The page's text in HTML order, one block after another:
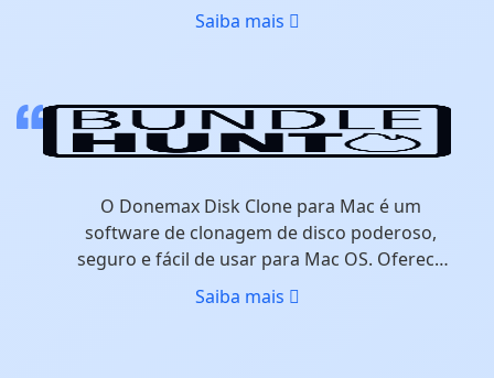
software poderoso para Windows e Mac
Saiba mais
O Donemax Disk Clone para Mac é um
software de clonagem de disco poderoso,
seguro e fácil de usar para Mac OS. Oferece
métodos fiáveis para o ajudar a copiar o
Saiba mais